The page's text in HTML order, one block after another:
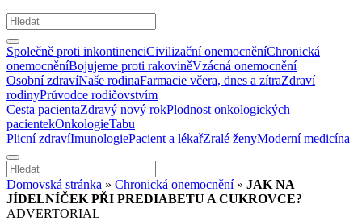
Společně proti inkontinenciCivilizační onemocněníChronická
onemocněníBojujeme proti rakoviněVzácná onemocnění
Osobní zdravíNaše rodinaFarmacie včera, dnes a zítraZdraví
rodinyPrůvodce rodičovstvím
Cesta pacientaZdravý nový rokPlodnost onkologických
pacientekOnkologieTabu
Plicní zdravíImunologiePacient a lékařZralé ženyModerní medicína
Domovská stránka » Chronická onemocnění» JAK NA
JÍDELNÍČEK PŘI PREDIABETU A CUKROVCE?
ADVERTORIAL